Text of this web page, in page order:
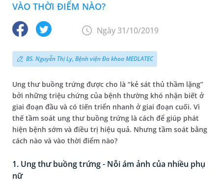
VÀO THỜI ĐIỂM NÀO?
Ngày 31/10/2019
BS. Nguyễn Thị Ly, Bệnh viện Đa khoa MEDLATEC
Ung thư buồng trứng được cho là “kẻ sát thủ thầm lặng”
bởi những triệu chứng của bệnh thường khó nhận biết ở
giai đoạn đầu và có tiến triển nhanh ở giai đoạn cuối. Vì
thế tầm soát ung thư buồng trứng là cách để giúp phát
hiện bệnh sớm và điều trị hiệu quả. Nhưng tầm soát bằng
cách nào và vào thời điểm nào?
1. Ung thư buồng trứng - Nỗi ám ảnh của nhiều phụ
nữ